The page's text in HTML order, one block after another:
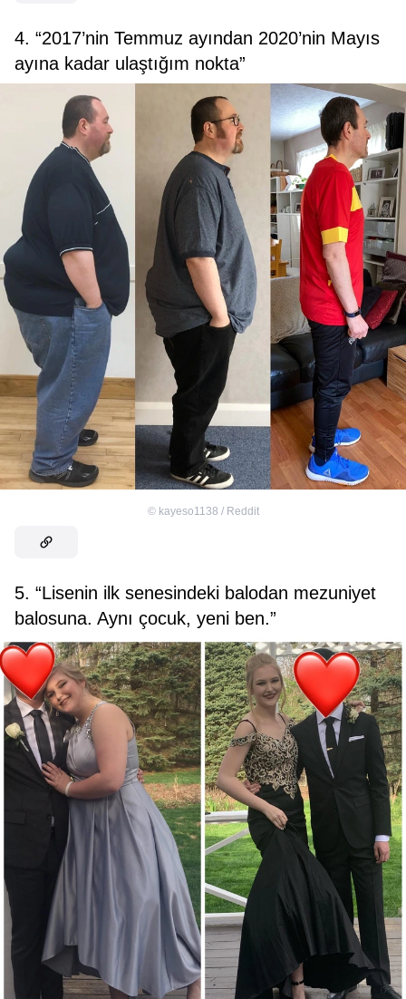
4. “2017’nin Temmuz ayından 2020’nin Mayıs
ayına kadar ulaştığım nokta”
© kayeso1138 / Reddit
5. “Lisenin ilk senesindeki balodan mezuniyet
balosuna. Aynı çocuk, yeni ben.”